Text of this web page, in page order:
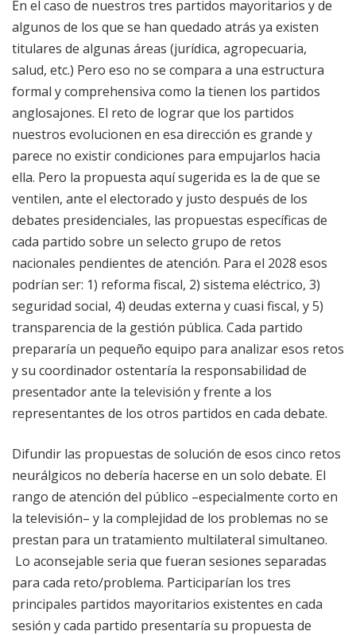
En el caso de nuestros tres partidos mayoritarios y de
algunos de los que se han quedado atrás ya existen
titulares de algunas áreas (jurídica, agropecuaria,
salud, etc.) Pero eso no se compara a una estructura
formal y comprehensiva como la tienen los partidos
anglosajones. El reto de lograr que los partidos
nuestros evolucionen en esa dirección es grande y
parece no existir condiciones para empujarlos hacia
ella. Pero la propuesta aquí sugerida es la de que se
ventilen, ante el electorado y justo después de los
debates presidenciales, las propuestas específicas de
cada partido sobre un selecto grupo de retos
nacionales pendientes de atención. Para el 2028 esos
podrían ser: 1) reforma fiscal, 2) sistema eléctrico, 3)
seguridad social, 4) deudas externa y cuasi fiscal, y 5)
transparencia de la gestión pública. Cada partido
prepararía un pequeño equipo para analizar esos retos
y su coordinador ostentaría la responsabilidad de
presentador ante la televisión y frente a los
representantes de los otros partidos en cada debate.
Difundir las propuestas de solución de esos cinco retos
neurálgicos no debería hacerse en un solo debate. El
rango de atención del público –especialmente corto en
la televisión– y la complejidad de los problemas no se
prestan para un tratamiento multilateral simultaneo.
Lo aconsejable seria que fueran sesiones separadas
para cada reto/problema. Participarían los tres
principales partidos mayoritarios existentes en cada
sesión y cada partido presentaría su propuesta de